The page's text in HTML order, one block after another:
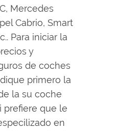
Mercedes
Cabrio, Smart
Para iniciar la
y
de coches
primero la
la su coche
prefiere que le
en